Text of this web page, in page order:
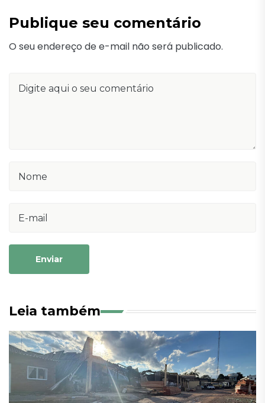
Publique seu comentário
O seu endereço de e-mail não será publicado.
Enviar
Leia também